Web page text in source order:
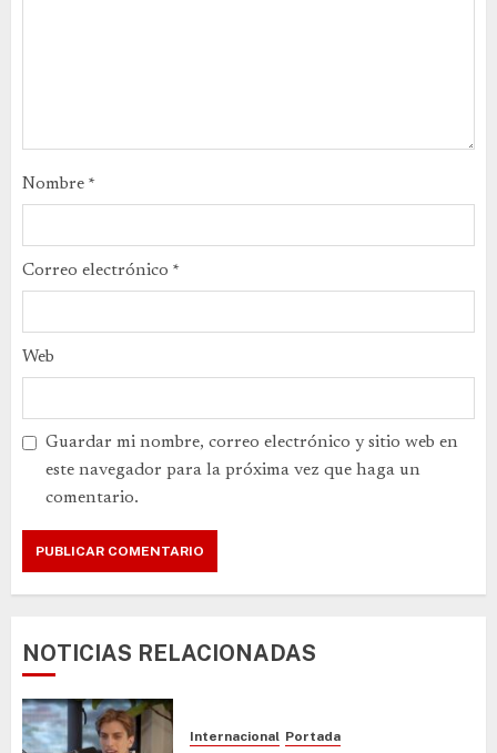
Nombre *
Correo electrónico *
Web
Guardar mi nombre, correo electrónico y sitio web en
este navegador para la próxima vez que haga un
comentario.
NOTICIAS RELACIONADAS
Internacional Portada